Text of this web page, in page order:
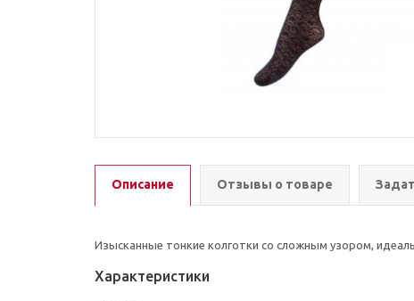
Описание Отзывы о товаре
Изысканные тонкие колготки со сложным узором,
Характеристики